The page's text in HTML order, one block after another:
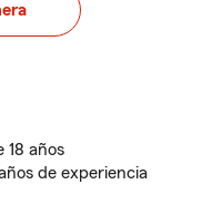
18 años
de experiencia